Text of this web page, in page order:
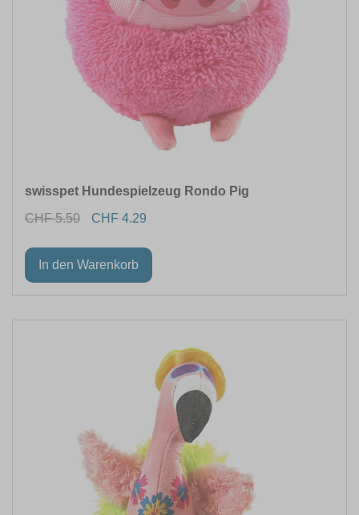
swisspet Hundespielzeug Rondo Pig
CHF 5.50
CHF 4.29